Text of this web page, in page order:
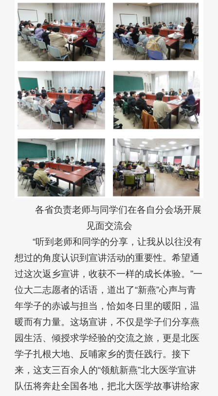
各省负责老师与同学们在各自分会场开展
见面交流会
“听到老师和同学的分享，让我从以往没有
想过的角度认识到宣讲活动的重要性。希望通
过这次返乡宣讲，收获不一样的成长体验。”一
位大二志愿者的话语，道出了“新燕”心声与青
年学子的赤诚与担当，恰如冬日里的暖阳，温
暖而有力量。这场宣讲，不仅是学子们分享燕
园生活、倾授求学经验的交流之旅，更是北医
学子扎根大地、反哺家乡的责任践行。接下
来，这支三百余人的“领航新燕”北大医学宣讲
队伍将奔赴全国各地，把北大医学故事讲给家